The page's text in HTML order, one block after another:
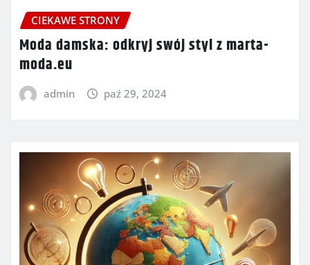
CIEKAWE STRONY
Moda damska: odkryj swój styl z marta-
moda.eu
admin paź 29, 2024